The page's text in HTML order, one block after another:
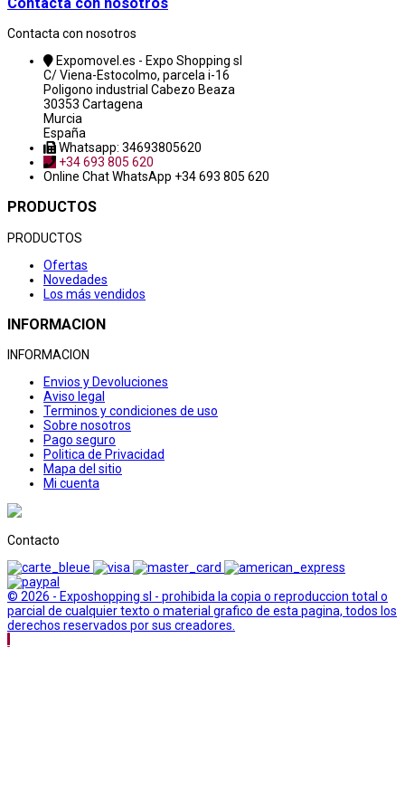
Contacta con nosotros
Expomovel.es - Expo Shopping sl
C/ Viena-Estocolmo, parcela i-16
Poligono industrial Cabezo Beaza
30353 Cartagena
Murcia
España
Whatsapp: 34693805620
+34 693 805 620
Online ChatWhatsApp +34 693 805 620
PRODUCTOS
PRODUCTOS
Ofertas
Novedades
Los más vendidos
INFORMACION
INFORMACION
Envios y Devoluciones
Aviso legal
Terminos y condiciones de uso
Sobre nosotros
Pago seguro
Politica de Privacidad
Mapa del sitio
Mi cuenta
Contacto
© 2026 - Exposhopping sl - prohibida la copia o reproduccion total o
parcial de cualquier texto o material grafico de esta pagina, todos los
derechos reservados por sus creadores.